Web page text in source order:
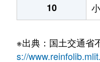
10
※出典：国土交通省
s://